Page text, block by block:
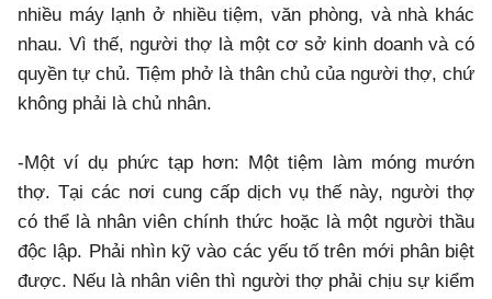
nhiều máy lạnh ở nhiều tiệm, văn phòng, và nhà khác
nhau. Vì thế, người thợ là một cơ sở kinh doanh và có
quyền tự chủ. Tiệm phở là thân chủ của người thợ, chứ
không phải là chủ nhân.
-Một ví dụ phức tạp hơn: Một tiệm làm móng mướn
thợ. Tại các nơi cung cấp dịch vụ thế này, người thợ
có thể là nhân viên chính thức hoặc là một người thầu
độc lập. Phải nhìn kỹ vào các yếu tố trên mới phân biệt
được. Nếu là nhân viên thì người thợ phải chịu sự kiểm